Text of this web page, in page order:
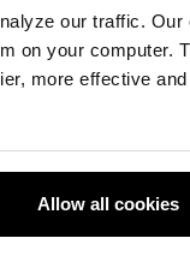
our traffic. Our
on your computer.
more effective
Allow all cookies